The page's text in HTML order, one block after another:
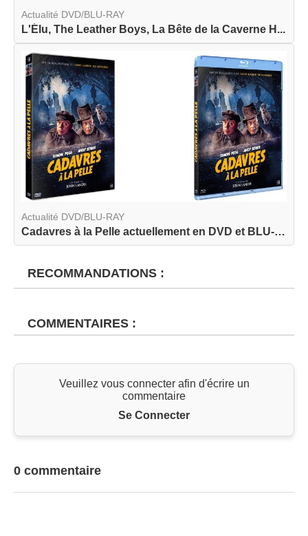
Actualité DVD/BLU-RAY
L'Élu, The Leather Boys, La Bête de la Caverne H...
Actualité DVD/BLU-RAY
Cadavres à la Pelle actuellement en DVD et BLU-R...
RECOMMANDATIONS :
COMMENTAIRES :
Veuillez vous connecter afin d'écrire un
commentaire
Se Connecter
0 commentaire